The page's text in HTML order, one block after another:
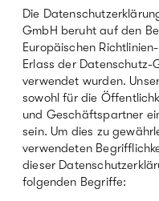
Die
GmbH beruht auf den
Europäischen
Erlass der Datenschutz-
verwendet wurden.
sowohl für die
und Geschäftspartner
sein. Um dies zu
verwendeten
dieser
folgenden Begriffe: